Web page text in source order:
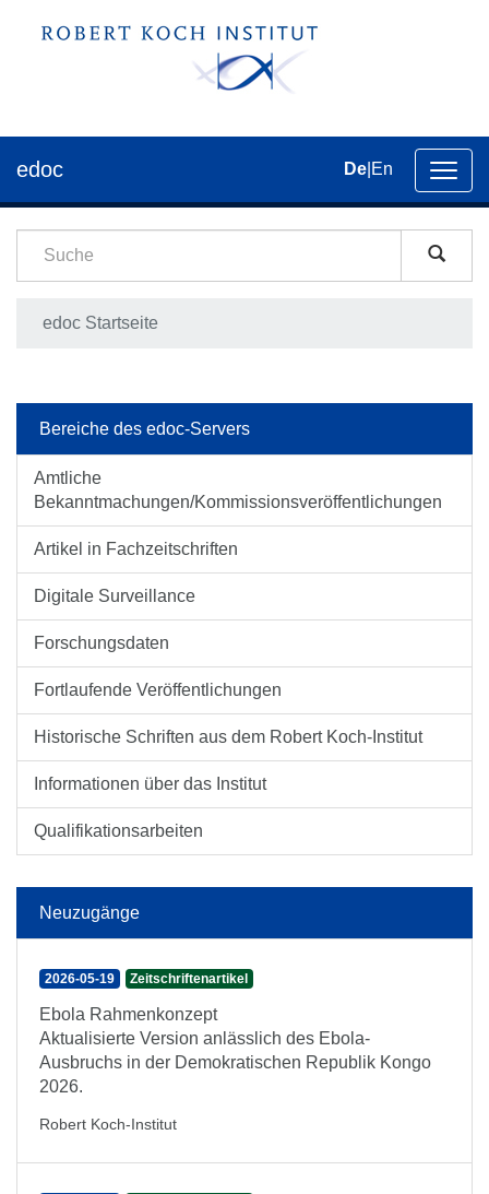
der
edoc De En
edoc Startseite
Bereiche des edoc-Servers
Amtliche
Bekanntmachungen/Kommissionsveröffentlichungen
Artikel in Fachzeitschriften
Digitale Surveillance
Forschungsdaten
Fortlaufende Veröffentlichungen
Historische Schriften aus dem Robert Koch-Institut
Informationen über das Institut
Qualifikationsarbeiten
Neuzugänge
2026-05-19 Zeitschriftenartikel
Ebola Rahmenkonzept
Aktualisierte Version anlässlich des Ebola-
Ausbruchs in der Demokratischen Republik Kongo
2026.
Robert Koch-Institut